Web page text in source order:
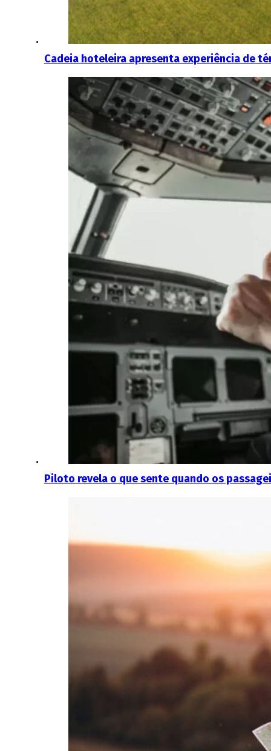
Cadeia hoteleira apresenta experiência de
Piloto revela o que sente quando os